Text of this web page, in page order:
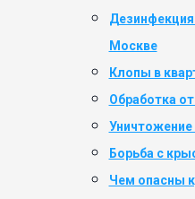
Москве
Клопы в
Обработка
Уничтожение
Борьба с
Чем опасны